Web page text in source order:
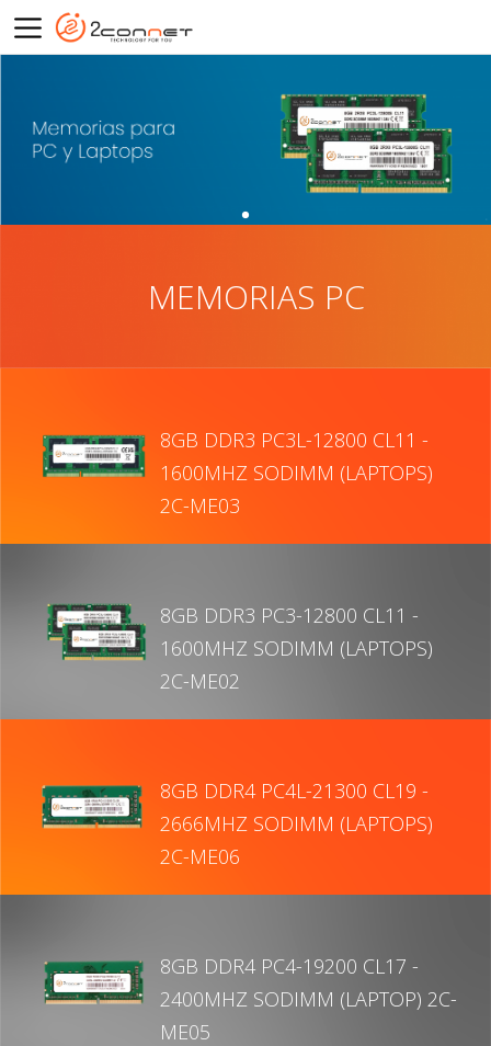
MEMORIAS PC
8GB DDR3 PC3L-12800 CL11 -
1600MHZ SODIMM (LAPTOPS)
2C-ME03
8GB DDR3 PC3-12800 CL11 -
1600MHZ SODIMM (LAPTOPS)
2C-ME02
8GB DDR4 PC4L-21300 CL19 -
2666MHZ SODIMM (LAPTOPS)
2C-ME06
8GB DDR4 PC4-19200 CL17 -
2400MHZ SODIMM (LAPTOP) 2C-
ME05